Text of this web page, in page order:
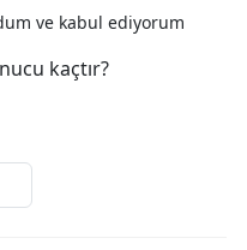
ve kabul ediyorum
kaçtır?